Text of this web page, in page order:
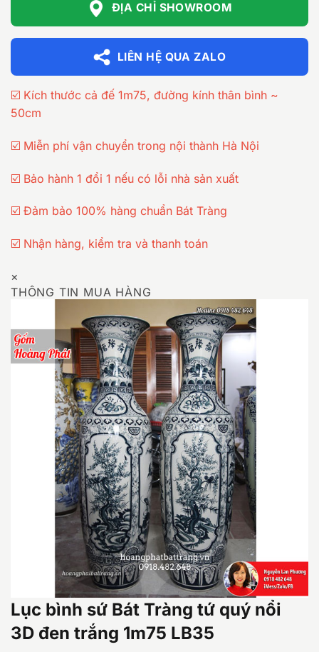
ĐỊA CHỈ SHOWROOM
LIÊN HỆ QUA ZALO
☑️ Kích thước cả đế 1m75, đường kính thân bình ~
50cm
☑️ Miễn phí vận chuyển trong nội thành Hà Nội
☑️ Bảo hành 1 đổi 1 nếu có lỗi nhà sản xuất
☑️ Đảm bảo 100% hàng chuẩn Bát Tràng
☑️ Nhận hàng, kiểm tra và thanh toán
×
THÔNG TIN MUA HÀNG
Lục bình sứ Bát Tràng tứ quý nổi
3D đen trắng 1m75 LB35